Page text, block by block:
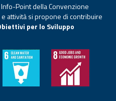
Info-Point della Convenzione
attività si propone di contribuire
per lo Sviluppo